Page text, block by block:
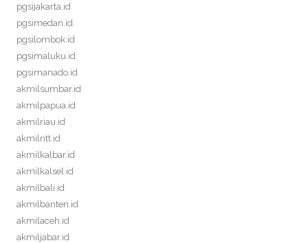
pgsijakarta.id
pgsimedan.id
pgsilombok.id
pgsimaluku.id
pgsimanado.id
akmilsumbar.id
akmilpapua.id
akmilriau.id
akmilntt.id
akmilkalbar.id
akmilkalsel.id
akmilbali.id
akmilbanten.id
akmilaceh.id
akmiljabar.id